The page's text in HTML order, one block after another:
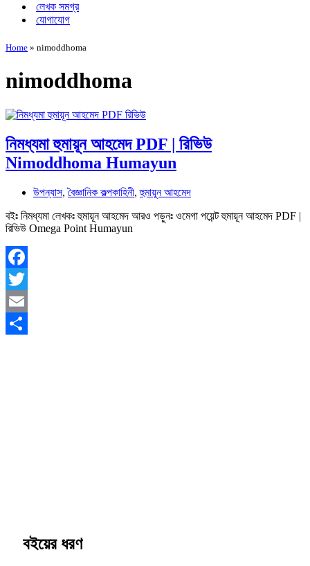
লেখক সমগ্র
যোগাযোগ
Home » nimoddhoma
nimoddhoma
নিমধ্যমা হুমায়ূন আহমেদ PDF | রিভিউ
Nimoddhoma Humayun
উপন্যাস,বৈজ্ঞানিক কল্পকাহিনী,হুমায়ূন আহমেদ
বইঃ নিমধ্যমা লেখকঃ হুমায়ূন আহমেদ আরও পড়ুনঃ ওমেগা পয়েন্ট হুমায়ূন আহমেদ PDF |
রিভিউ Omega Point Humayun
Facebook
Twitter
Email
বইয়ের ধরণ